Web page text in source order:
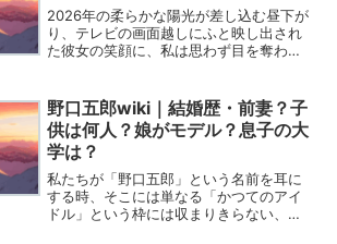
2026年の柔らかな陽光が差し込む昼下が
り、テレビの画面越しにふと映し出され
た彼女の笑顔に、私は思わず目を奪われ
りさんの周りには、少女のような無垢さ
と、包み込むような...
野口五郎wiki｜結婚歴・前妻？子
供は何人？娘がモデル？息子の大
学は？
私たちが「野口五郎」という名前を耳に
する時、そこには単なる「かつてのアイ
ドル」という枠には収まりきらない、深